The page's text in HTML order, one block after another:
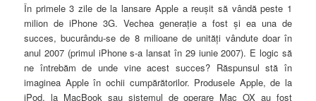
În primele 3 zile de la lansare Apple a reuşit să vândă peste 1
milion de iPhone 3G. Vechea generaţie a fost şi ea una de
succes, bucurându-se de 8 milioane de unităţi vândute doar în
anul 2007 (primul iPhone s-a lansat în 29 iunie 2007). E logic să
ne întrebăm de unde vine acest succes? Răspunsul stă în
imaginea Apple în ochii cumpărătorilor. Produsele Apple, de la
iPod, la MacBook sau sistemul de operare Mac OX au fost